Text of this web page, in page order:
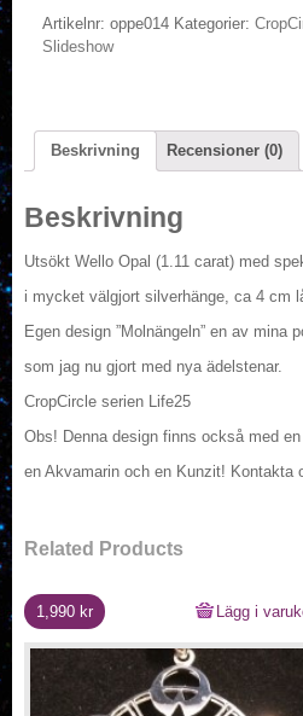
"Molnängeln"
mängd
Artikelnr: oppe014 Kategorier:
Slideshow
Beskrivning Recensioner (0)
Beskrivning
Utsökt Wello Opal (1.11 carat) med
i mycket välgjort silverhänge, ca 4 cm
Egen design ”Molnängeln” en av mina
som jag nu gjort med nya ädelstenar.
CropCircle serien Life25
Obs! Denna design finns också med en
en Akvamarin och en Kunzit! Kontakta
Related Products
1,990 kr Lägg i